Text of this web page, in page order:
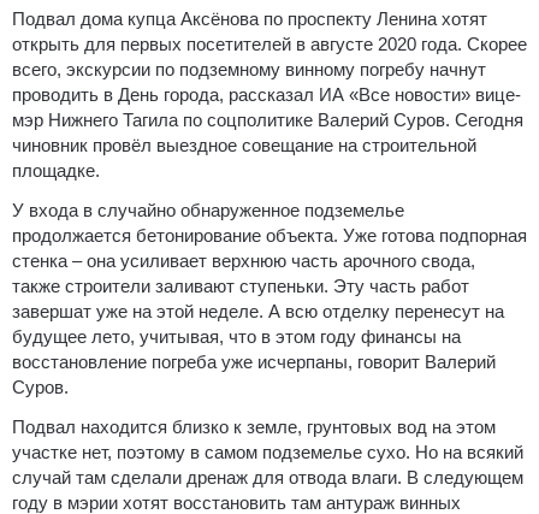
Подвал дома купца Аксёнова по проспекту Ленина хотят
открыть для первых посетителей в августе 2020 года. Скорее
всего, экскурсии по подземному винному погребу начнут
проводить в День города, рассказал ИА «Все новости» вице-
мэр Нижнего Тагила по соцполитике Валерий Суров. Сегодня
чиновник провёл выездное совещание на строительной
площадке.
У входа в случайно обнаруженное подземелье
продолжается бетонирование объекта. Уже готова подпорная
стенка – она усиливает верхнюю часть арочного свода,
также строители заливают ступеньки. Эту часть работ
завершат уже на этой неделе. А всю отделку перенесут на
будущее лето, учитывая, что в этом году финансы на
восстановление погреба уже исчерпаны, говорит Валерий
Суров.
Подвал находится близко к земле, грунтовых вод на этом
участке нет, поэтому в самом подземелье сухо. Но на всякий
случай там сделали дренаж для отвода влаги. В следующем
году в мэрии хотят восстановить там антураж винных